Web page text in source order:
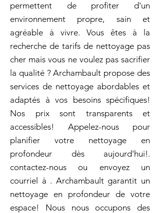
permettent de profiter d'un
environnement propre, sain et
agréable à vivre. Vous êtes à la
recherche de tarifs de nettoyage pas
cher mais vous ne voulez pas sacrifier
la qualité ? Archambault propose des
services de nettoyage abordables et
adaptés à vos besoins spécifiques!
Nos prix sont transparents et
accessibles! Appelez-nous pour
planifier votre nettoyage en
profondeur dès aujourd'hui!.
contactez-nous ou envoyez un
courriel à . Archambault garantit un
nettoyage en profondeur de votre
espace! Nous nous occupons des